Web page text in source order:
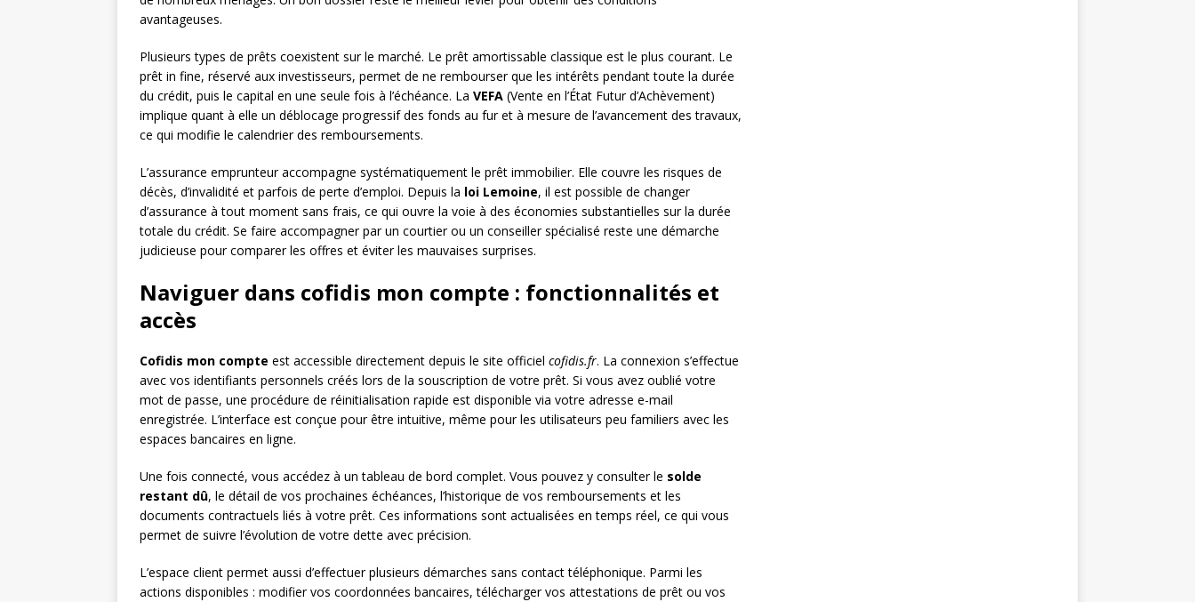
avantageuses.
Plusieurs types de prêts coexistent sur le marché. Le prêt amortissable classique est le plus courant. Le
prêt in fine, réservé aux investisseurs, permet de ne rembourser que les intérêts pendant toute la durée
du crédit, puis le capital en une seule fois à l’échéance. La VEFA (Vente en l’État Futur d’Achèvement)
implique quant à elle un déblocage progressif des fonds au fur et à mesure de l’avancement des travaux,
ce qui modifie le calendrier des remboursements.
L’assurance emprunteur accompagne systématiquement le prêt immobilier. Elle couvre les risques de
décès, d’invalidité et parfois de perte d’emploi. Depuis la loi Lemoine, il est possible de changer
d’assurance à tout moment sans frais, ce qui ouvre la voie à des économies substantielles sur la durée
totale du crédit. Se faire accompagner par un courtier ou un conseiller spécialisé reste une démarche
judicieuse pour comparer les offres et éviter les mauvaises surprises.
Naviguer dans cofidis mon compte : fonctionnalités et
accès
Cofidis mon compte est accessible directement depuis le site officiel cofidis.fr. La connexion s’effectue
avec vos identifiants personnels créés lors de la souscription de votre prêt. Si vous avez oublié votre
mot de passe, une procédure de réinitialisation rapide est disponible via votre adresse e-mail
enregistrée. L’interface est conçue pour être intuitive, même pour les utilisateurs peu familiers avec les
espaces bancaires en ligne.
Une fois connecté, vous accédez à un tableau de bord complet. Vous pouvez y consulter le solde
restant dû, le détail de vos prochaines échéances, l’historique de vos remboursements et les
documents contractuels liés à votre prêt. Ces informations sont actualisées en temps réel, ce qui vous
permet de suivre l’évolution de votre dette avec précision.
L’espace client permet aussi d’effectuer plusieurs démarches sans contact téléphonique. Parmi les
actions disponibles : modifier vos coordonnées bancaires, télécharger vos attestations de prêt ou vos